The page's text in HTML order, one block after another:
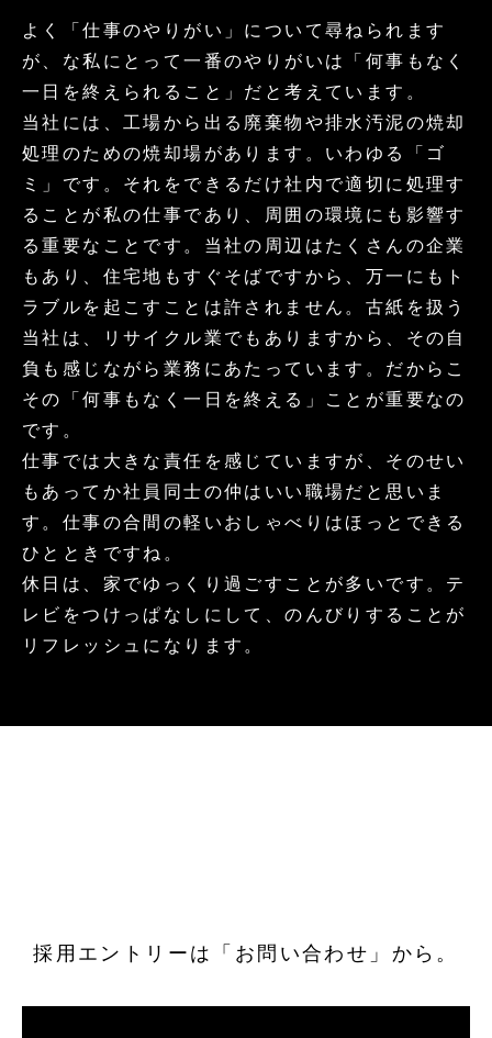
よく「仕事のやりがい」について尋ねられます
が、な私にとって一番のやりがいは「何事もなく
一日を終えられること」だと考えています。
当社には、工場から出る廃棄物や排水汚泥の焼却
処理のための焼却場があります。いわゆる「ゴ
ミ」です。それをできるだけ社内で適切に処理す
ることが私の仕事であり、周囲の環境にも影響す
る重要なことです。当社の周辺はたくさんの企業
もあり、住宅地もすぐそばですから、万一にもト
ラブルを起こすことは許されません。古紙を扱う
当社は、リサイクル業でもありますから、その自
負も感じながら業務にあたっています。だからこ
その「何事もなく一日を終える」ことが重要なの
です。
仕事では大きな責任を感じていますが、そのせい
もあってか社員同士の仲はいい職場だと思いま
す。仕事の合間の軽いおしゃべりはほっとできる
ひとときですね。
休日は、家でゆっくり過ごすことが多いです。テ
レビをつけっぱなしにして、のんびりすることが
リフレッシュになります。
採用エントリーは「お問い合わせ」から。